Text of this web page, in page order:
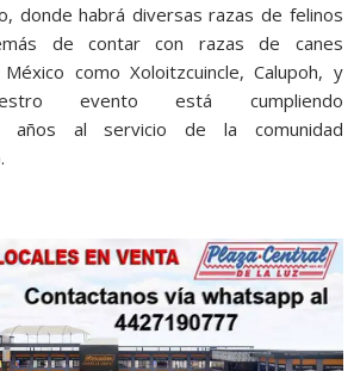
donde habrá diversas razas de felinos
de contar con razas de canes
como Xoloitzcuincle, Calupoh, y
evento está cumpliendo
años al servicio de la comunidad